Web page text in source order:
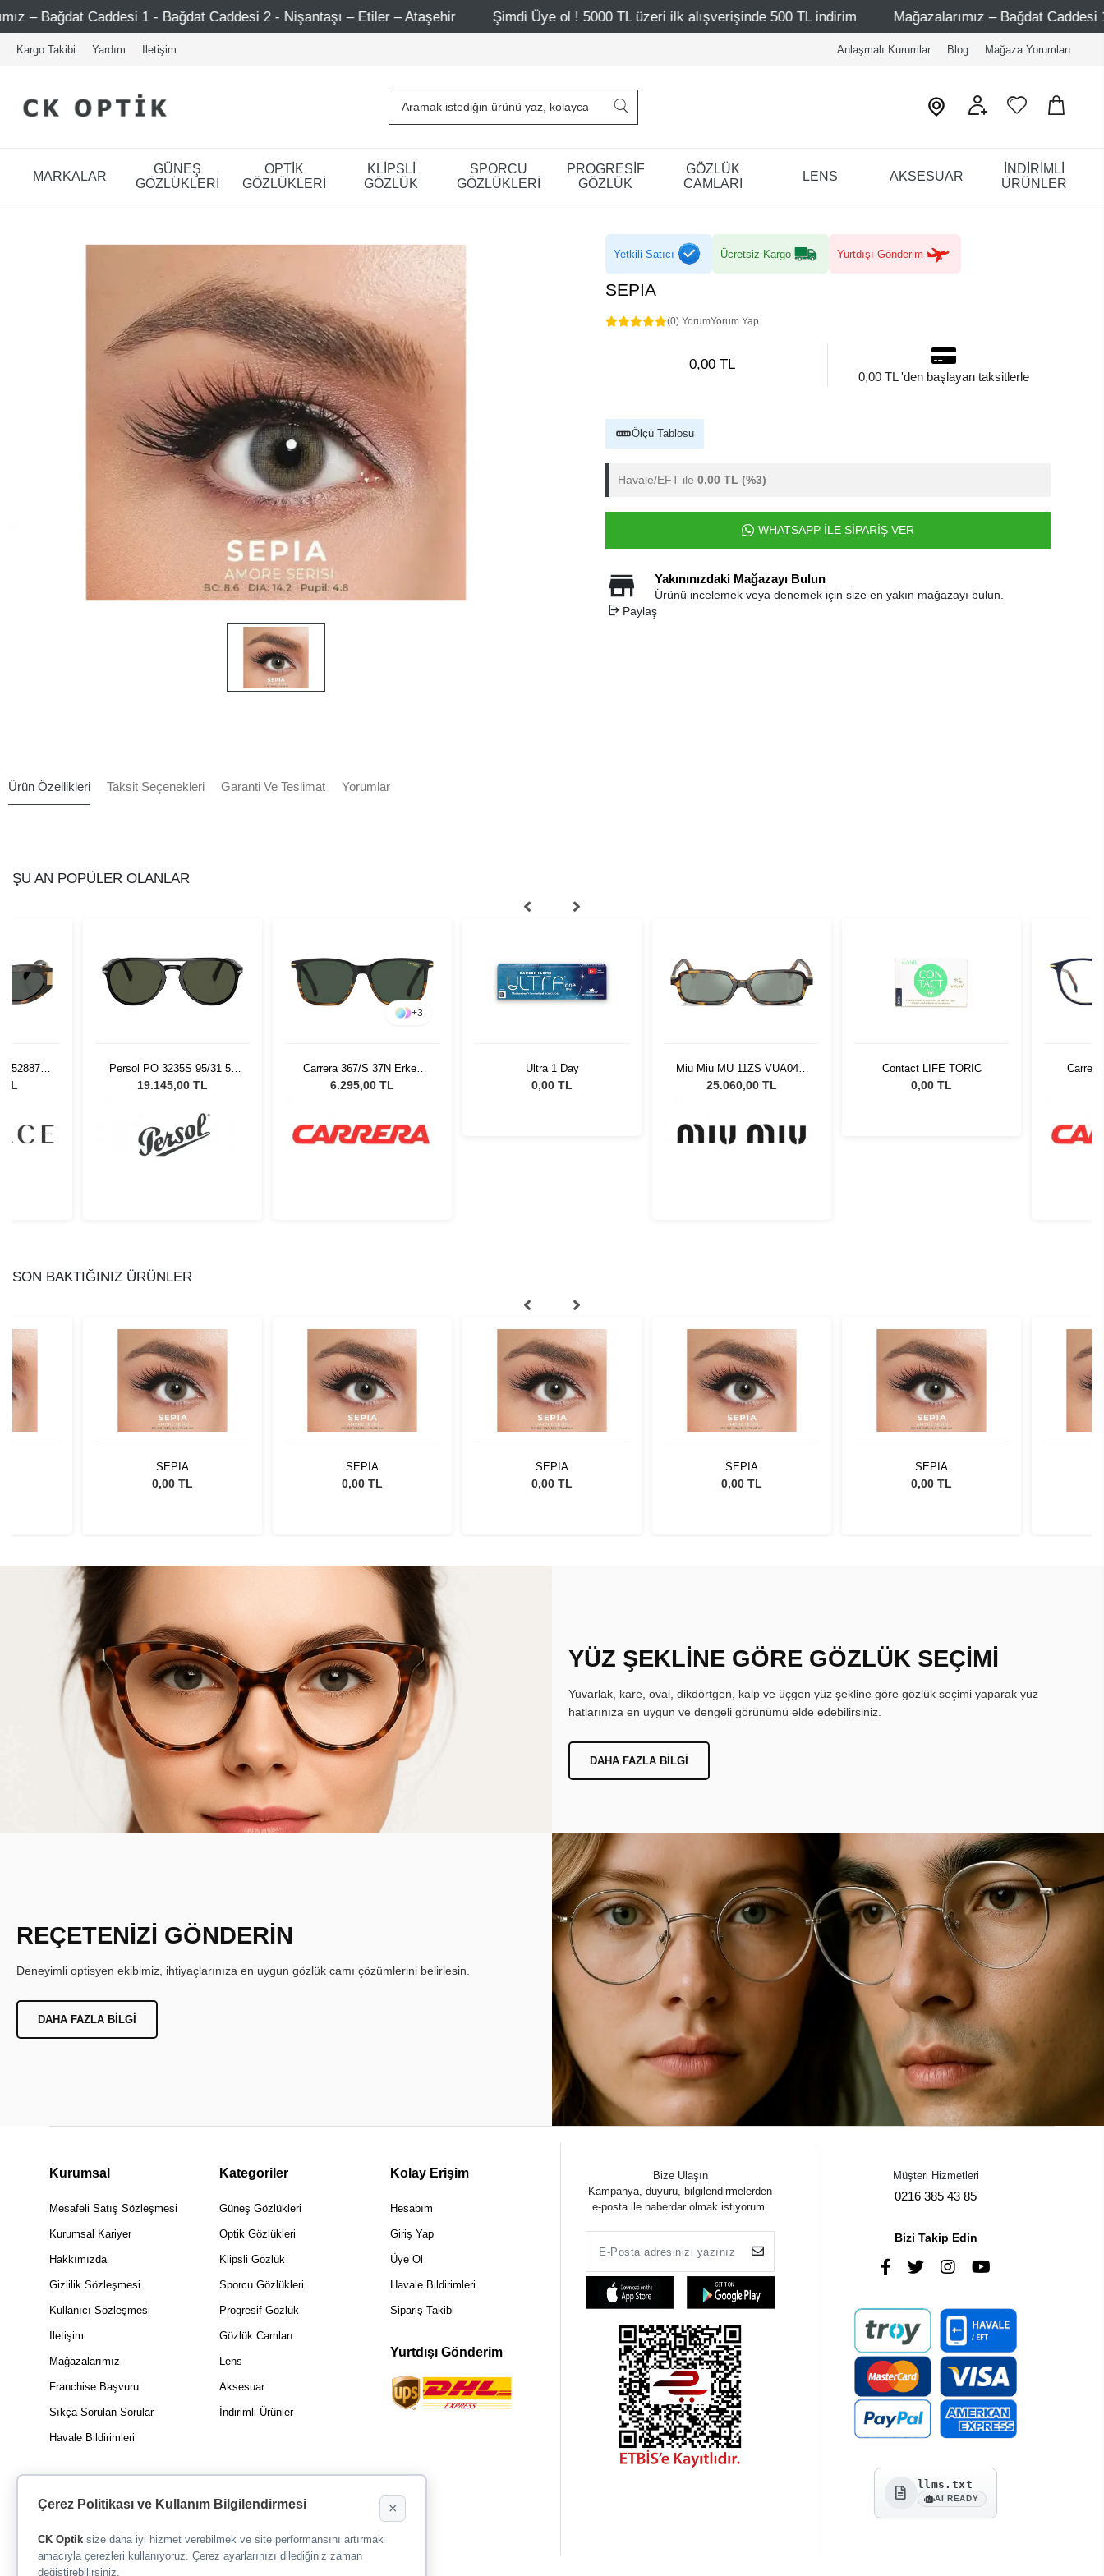
1 - Bağdat Caddesi 2 - Nişantaşı – Etiler – Ataşehir Şimdi Üye ol ! 5000 TL üzeri ilk alışverişinde 500 TL indirim Mağazalarımız – Bağdat Caddesi 1 - Bağdat
Kargo Takibi Yardım İletişim Anlaşmalı Kurumlar Blog Mağaza Yorumları
MARKALAR
GÜNEŞ
GÖZLÜKLERİ
OPTİK
GÖZLÜKLERİ
KLİPSLİ
GÖZLÜK
SPORCU
GÖZLÜKLERİ
PROGRESİF
GÖZLÜK
GÖZLÜK
CAMLARI
LENS AKSESUAR
İNDİRİMLİ
ÜRÜNLER
Yetkili Satıcı Ücretsiz Kargo Yurtdışı Gönderim
SEPIA
(0) YorumYorum Yap
0,00 TL
0,00 TL 'den başlayan taksitlerle
Ölçü Tablosu
Havale/EFT ile 0,00 TL (%3)
WHATSAPP İLE SİPARİŞ VER
Yakınınızdaki Mağazayı Bulun
Ürünü incelemek veya denemek için size en yakın mağazayı bulun.
Paylaş
Ürün Özellikleri Taksit Seçenekleri Garanti Ve Teslimat Yorumlar
ŞU AN POPÜLER OLANLAR
-
TL
Persol PO 3235S 95/31 55
Unisex Güneş Gözlüğü
19.145,00 TL
+3
Carrera 367/S 37N Erkek
Güneş Gözlüğü
6.295,00 TL
Ultra 1 Day
0,00 TL
Miu Miu MU 11ZS VUA04M
51 Kadın Güneş Gözlüğü
25.060,00 TL
Contact LIFE TORIC
0,00 TL
SON BAKTIĞINIZ ÜRÜNLER
SEPIA
0,00 TL
SEPIA
0,00 TL
SEPIA
0,00 TL
SEPIA
0,00 TL
SEPIA
0,00 TL
YÜZ ŞEKLİNE GÖRE GÖZLÜK SEÇİMİ
Yuvarlak, kare, oval, dikdörtgen, kalp ve üçgen yüz şekline göre gözlük seçimi yaparak yüz
hatlarınıza en uygun ve dengeli görünümü elde edebilirsiniz.
DAHA FAZLA BILGI
REÇETENİZİ GÖNDERİN
Deneyimli optisyen ekibimiz, ihtiyaçlarınıza en uygun gözlük camı çözümlerini belirlesin.
DAHA FAZLA BILGI
Kurumsal
Mesafeli Satış Sözleşmesi
Kurumsal Kariyer
Hakkımızda
Gizlilik Sözleşmesi
Kullanıcı Sözleşmesi
İletişim
Mağazalarımız
Franchise Başvuru
Sıkça Sorulan Sorular
Havale Bildirimleri
Kategoriler
Güneş Gözlükleri
Optik Gözlükleri
Klipsli Gözlük
Sporcu Gözlükleri
Progresif Gözlük
Gözlük Camları
Lens
Aksesuar
İndirimli Ürünler
Kolay Erişim
Hesabım
Giriş Yap
Üye Ol
Havale Bildirimleri
Sipariş Takibi
Yurtdışı Gönderim
Bize Ulaşın
Kampanya, duyuru, bilgilendirmelerden
e-posta ile haberdar olmak istiyorum.
Müşteri Hizmetleri
0216 385 43 85
Bizi Takip Edin
llms.txt
AI READY
Çerez Politikası ve Kullanım Bilgilendirmesi ×
CK Optik size daha iyi hizmet verebilmek ve site performansını artırmak
amacıyla çerezleri kullanıyoruz. Çerez ayarlarınızı dilediğiniz zaman
değiştirebilirsiniz.